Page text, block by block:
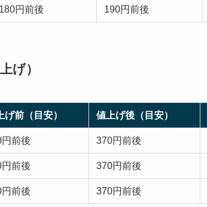
180円前後 190円前後
げ）
げ前（目安） 値上げ後（目安）
前後 370円前後
前後 370円前後
前後 370円前後